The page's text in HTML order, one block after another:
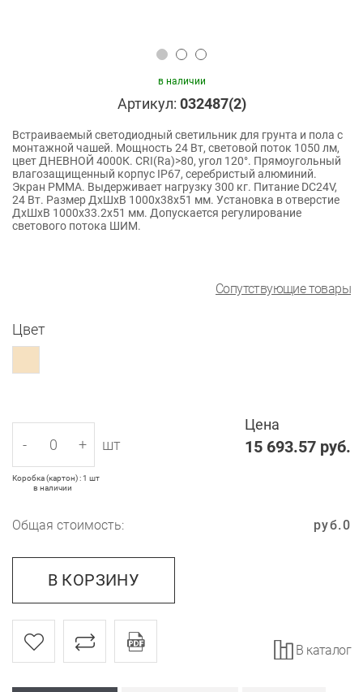
в наличии
Артикул: 032487(2)
Встраиваемый светодиодный светильник для грунта и пола с
монтажной чашей. Мощность 24 Вт, световой поток 1050 лм,
цвет ДНЕВНОЙ 4000К. CRI(Ra)>80, угол 120°. Прямоугольный
влагозащищенный корпус IP67, серебристый алюминий.
Экран PMMA. Выдерживает нагрузку 300 кг. Питание DC24V,
24 Вт. Размер ДxШxВ 1000x38x51 мм. Установка в отверстие
ДxШxВ 1000x33.2x51 мм. Допускается регулирование
светового потока ШИМ.
Сопутствующие товары
Цвет
Цена
15 693.57 руб.
- + шт
Коробка (картон) : 1 шт
в наличии
Общая стоимость: 0
руб.
В КОРЗИНУ
В каталог